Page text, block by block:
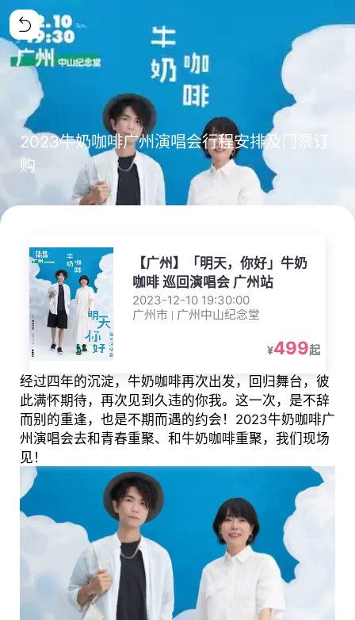
2023牛奶咖啡广州演唱会行程安排及门票订
购
【广州】「明天，你好」牛奶
咖啡 巡回演唱会 广州站
2023-12-10 19:30:00
广州市 | 广州中山纪念堂
¥499起
经过四年的沉淀，牛奶咖啡再次出发，回归舞台，彼
此满怀期待，再次见到久违的你我。这一次，是不辞
而别的重逢，也是不期而遇的约会！2023牛奶咖啡广
州演唱会去和青春重聚、和牛奶咖啡重聚，我们现场
见！